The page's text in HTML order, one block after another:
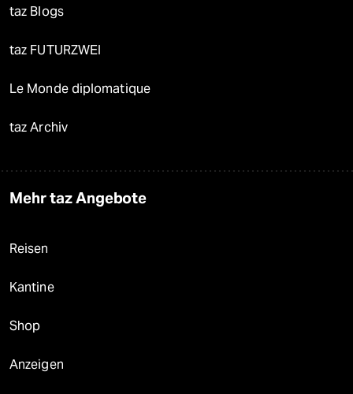
taz Blogs
taz FUTURZWEI
Le Monde diplomatique
taz Archiv
Mehr taz Angebote
Reisen
Kantine
Shop
Anzeigen